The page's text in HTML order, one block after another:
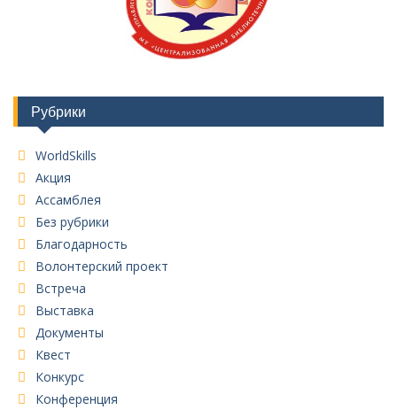
Рубрики
WorldSkills
Акция
Ассамблея
Без рубрики
Благодарность
Волонтерский проект
Встреча
Выставка
Документы
Квест
Конкурс
Конференция